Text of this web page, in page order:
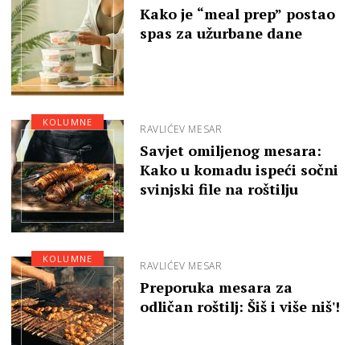
Kako je “meal prep” postao
spas za užurbane dane
RAVLIĆEV MESAR
Savjet omiljenog mesara:
Kako u komadu ispeći sočni
svinjski file na roštilju
KOLUMNE
RAVLIĆEV MESAR
Preporuka mesara za
odličan roštilj: Šiš i više niš'!
KOLUMNE